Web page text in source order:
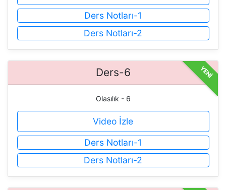
Ders Notları-1
Ders Notları-2
Ders-6 YENİ
Olasılık - 6
Video İzle
Ders Notları-1
Ders Notları-2